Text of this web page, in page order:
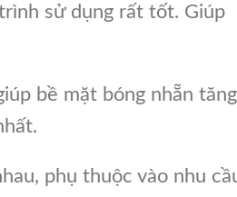
sử dụng rất tốt. Giúp
bề mặt bóng nhẵn tăng
phụ thuộc vào nhu